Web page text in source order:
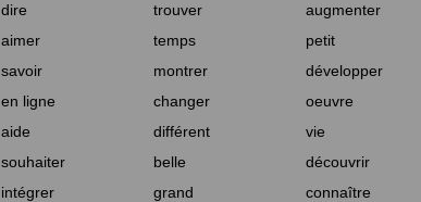
dire
trouver augmenter
aimer
temps petit
savoir
montrer développer
en ligne
changer oeuvre
aide
différent vie
souhaiter
belle découvrir
intégrer
grand connaître